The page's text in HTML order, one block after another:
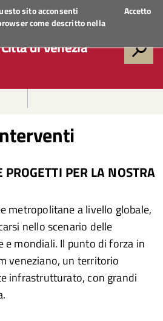
sito acconsenti
come descritto nella
Accetto
Città di Venezia
su
Twitter
su
su
PROGETTI PER LA NOSTRA
metropolitane a livello globale,
nello scenario delle
e mondiali. Il punto di forza in
veneziano, un territorio
infrastrutturato, con grandi